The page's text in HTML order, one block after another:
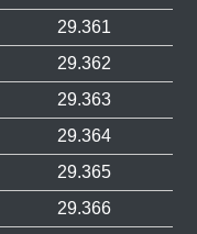
29.361
29.362
29.363
29.364
29.365
29.366